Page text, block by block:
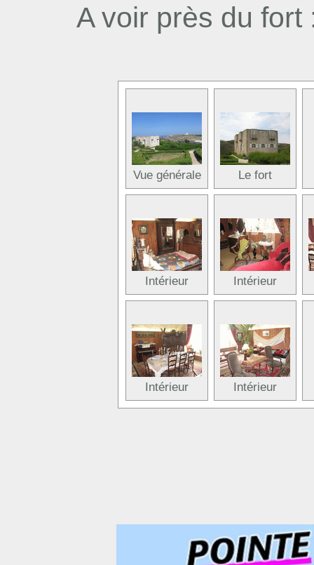
A voir près du
Vue générale Le fort
Intérieur Intérieur
Intérieur Intérieur